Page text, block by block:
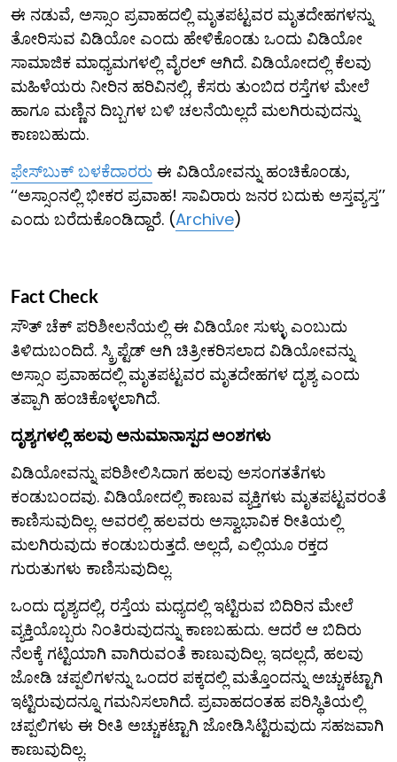
ಈ ನಡುವೆ, ಅಸ್ಸಾಂ ಪ್ರವಾಹದಲ್ಲಿ ಮೃತಪಟ್ಟವರ ಮೃತದೇಹಗಳನ್ನು
ತೋರಿಸುವ ವಿಡಿಯೋ ಎಂದು ಹೇಳಿಕೊಂಡು ಒಂದು ವಿಡಿಯೋ
ಸಾಮಾಜಿಕ ಮಾಧ್ಯಮಗಳಲ್ಲಿ ವೈರಲ್ ಆಗಿದೆ. ವಿಡಿಯೋದಲ್ಲಿ ಕೆಲವು
ಮಹಿಳೆಯರು ನೀರಿನ ಹರಿವಿನಲ್ಲಿ, ಕೆಸರು ತುಂಬಿದ ರಸ್ತೆಗಳ ಮೇಲೆ
ಹಾಗೂ ಮಣ್ಣಿನ ದಿಬ್ಬಗಳ ಬಳಿ ಚಲನೆಯಿಲ್ಲದೆ ಮಲಗಿರುವುದನ್ನು
ಕಾಣಬಹುದು.
ಫೇಸ್‌ಬುಕ್ ಬಳಕೆದಾರರು ಈ ವಿಡಿಯೋವನ್ನು ಹಂಚಿಕೊಂಡು,
‘‘ಅಸ್ಸಾಂನಲ್ಲಿ ಭೀಕರ ಪ್ರವಾಹ! ಸಾವಿರಾರು ಜನರ ಬದುಕು ಅಸ್ತವ್ಯಸ್ತ’’
ಎಂದು ಬರೆದುಕೊಂಡಿದ್ದಾರೆ. (Archive)
Fact Check
ಸೌತ್ ಚೆಕ್ ಪರಿಶೀಲನೆಯಲ್ಲಿ ಈ ವಿಡಿಯೋ ಸುಳ್ಳು ಎಂಬುದು
ತಿಳಿದುಬಂದಿದೆ. ಸ್ಕ್ರಿಪ್ಟೆಡ್ ಆಗಿ ಚಿತ್ರೀಕರಿಸಲಾದ ವಿಡಿಯೋವನ್ನು
ಅಸ್ಸಾಂ ಪ್ರವಾಹದಲ್ಲಿ ಮೃತಪಟ್ಟವರ ಮೃತದೇಹಗಳ ದೃಶ್ಯ ಎಂದು
ತಪ್ಪಾಗಿ ಹಂಚಿಕೊಳ್ಳಲಾಗಿದೆ.
ದೃಶ್ಯಗಳಲ್ಲಿ ಹಲವು ಅನುಮಾನಾಸ್ಪದ ಅಂಶಗಳು
ವಿಡಿಯೋವನ್ನು ಪರಿಶೀಲಿಸಿದಾಗ ಹಲವು ಅಸಂಗತತೆಗಳು
ಕಂಡುಬಂದವು. ವಿಡಿಯೋದಲ್ಲಿ ಕಾಣುವ ವ್ಯಕ್ತಿಗಳು ಮೃತಪಟ್ಟವರಂತೆ
ಕಾಣಿಸುವುದಿಲ್ಲ. ಅವರಲ್ಲಿ ಹಲವರು ಅಸ್ವಾಭಾವಿಕ ರೀತಿಯಲ್ಲಿ
ಮಲಗಿರುವುದು ಕಂಡುಬರುತ್ತದೆ. ಅಲ್ಲದೆ, ಎಲ್ಲಿಯೂ ರಕ್ತದ
ಗುರುತುಗಳು ಕಾಣಿಸುವುದಿಲ್ಲ.
ಒಂದು ದೃಶ್ಯದಲ್ಲಿ, ರಸ್ತೆಯ ಮಧ್ಯದಲ್ಲಿ ಇಟ್ಟಿರುವ ಬಿದಿರಿನ ಮೇಲೆ
ವ್ಯಕ್ತಿಯೊಬ್ಬರು ನಿಂತಿರುವುದನ್ನು ಕಾಣಬಹುದು. ಆದರೆ ಆ ಬಿದಿರು
ನೆಲಕ್ಕೆ ಗಟ್ಟಿಯಾಗಿ ವಾಗಿರುವಂತೆ ಕಾಣುವುದಿಲ್ಲ. ಇದಲ್ಲದೆ, ಹಲವು
ಜೋಡಿ ಚಪ್ಪಲಿಗಳನ್ನು ಒಂದರ ಪಕ್ಕದಲ್ಲಿ ಮತ್ತೊಂದನ್ನು ಅಚ್ಚುಕಟ್ಟಾಗಿ
ಇಟ್ಟಿರುವುದನ್ನೂ ಗಮನಿಸಲಾಗಿದೆ. ಪ್ರವಾಹದಂತಹ ಪರಿಸ್ಥಿತಿಯಲ್ಲಿ
ಚಪ್ಪಲಿಗಳು ಈ ರೀತಿ ಅಚ್ಚುಕಟ್ಟಾಗಿ ಜೋಡಿಸಿಟ್ಟಿರುವುದು ಸಹಜವಾಗಿ
ಕಾಣುವುದಿಲ್ಲ.